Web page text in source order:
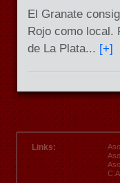
El Granate
Rojo como local.
de La Plata... [+]
Links: